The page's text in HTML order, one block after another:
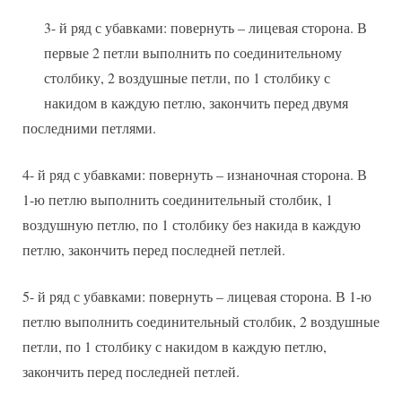
3- й ряд с убавками: повернуть – лицевая сторона. В
первые 2 петли выполнить по соединительному
столбику, 2 воздушные петли, по 1 столбику с
накидом в каждую петлю, закончить перед двумя
последними петлями.
4- й ряд с убавками: повернуть – изнаночная сторона. В
1-ю петлю выполнить соединительный столбик, 1
воздушную петлю, по 1 столбику без накида в каждую
петлю, закончить перед последней петлей.
5- й ряд с убавками: повернуть – лицевая сторона. В 1-ю
петлю выполнить соединительный столбик, 2 воздушные
петли, по 1 столбику с накидом в каждую петлю,
закончить перед последней петлей.